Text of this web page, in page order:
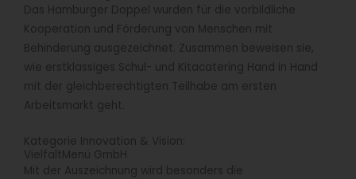
Das Hamburger Doppel wurden für die vorbildliche
Kooperation und Förderung von Menschen mit
Behinderung ausgezeichnet. Zusammen beweisen sie,
wie erstklassiges Schul- und Kitacatering Hand in Hand
mit der gleichberechtigten Teilhabe am ersten
Arbeitsmarkt geht.
Kategorie Innovation & Vision:
VielfaltMenü GmbH
Mit der Auszeichnung wird besonders die